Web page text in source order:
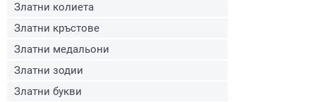
Златни колиета
Златни кръстове
Златни медальони
Златни зодии
Златни букви